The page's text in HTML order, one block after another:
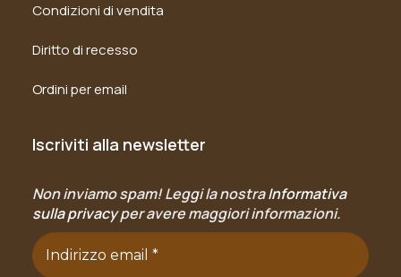
Condizioni di vendita
Diritto di recesso
Ordini per email
Iscriviti alla newsletter
Non inviamo spam! Leggi la nostraInformativa
sulla privacyper avere maggiori informazioni.